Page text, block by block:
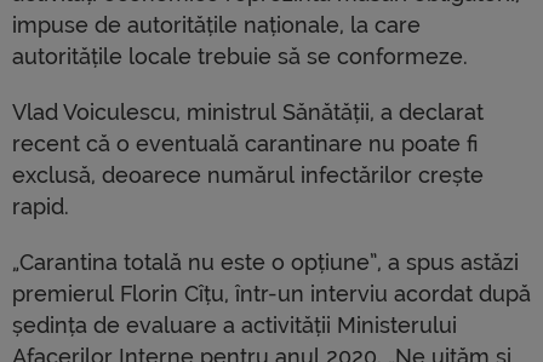
impuse de autoritățile naționale, la care
autoritățile locale trebuie să se conformeze.
Vlad Voiculescu, ministrul Sănătății, a declarat
recent că o eventuală carantinare nu poate fi
exclusă, deoarece numărul infectărilor crește
rapid.
„Carantina totală nu este o opțiune”, a spus astăzi
premierul Florin Cîțu, într-un interviu acordat după
ședința de evaluare a activității Ministerului
Afacerilor Interne pentru anul 2020. „Ne uităm și